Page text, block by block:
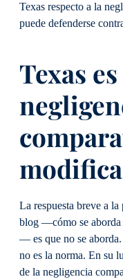
Texas respecto a la
puede defenderse
Texas
La respuesta breve a
blog —cómo se aborda
— es que no se
no es la norma. En su
de la negligencia